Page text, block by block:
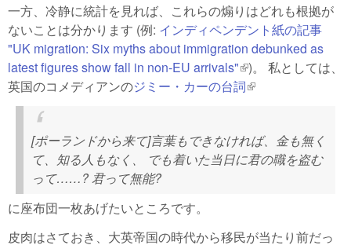
一方、冷静に統計を見れば、これらの煽りはどれも根拠が
ないことは分かります (例: インディペンデント紙の記事
"UK migration: Six myths about immigration debunked as
latest figures show fall in non-EU arrivals"(link is external)
)。 私としては、
英国のコメディアンのジミー・カーの台詞(link is external)
[ポーランドから来て]言葉もできなければ、金も無く
て、知る人もなく、 でも着いた当日に君の職を盗む
って……? 君って無能?
に座布団一枚あげたいところです。
皮肉はさておき、大英帝国の時代から移民が当たり前だっ